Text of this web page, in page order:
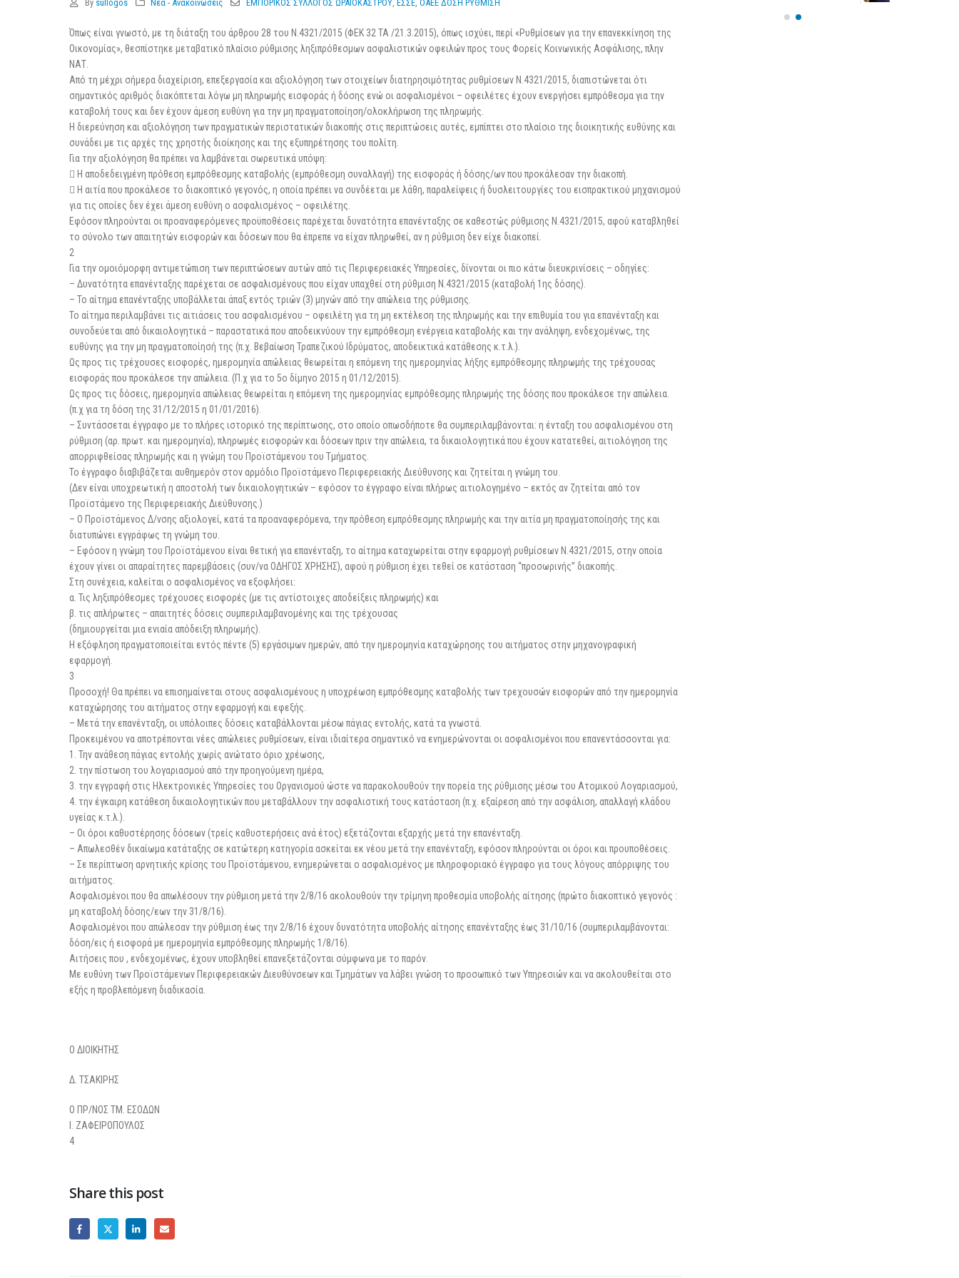
By sullogos Νέα - Ανακοινώσεις ΕΜΠΟΡΙΚΟΣ ΣΥΛΛΟΓΟΣ ΩΡΑΙΟΚΑΣΤΡΟΥ, ΕΣΣΕ, ΟΑΕΕ ΔΟΣΗ ΡΥΘΜΙΣΗ
Όπως είναι γνωστό, με τη διάταξη του άρθρου 28 του Ν.4321/2015 (ΦΕΚ 32 ΤΑ /21.3.2015), όπως ισχύει, περί «Ρυθμίσεων για την επανεκκίνηση της
Οικονομίας», θεσπίστηκε μεταβατικό πλαίσιο ρύθμισης ληξιπρόθεσμων ασφαλιστικών οφειλών προς τους Φορείς Κοινωνικής Ασφάλισης, πλην
ΝΑΤ.
Από τη μέχρι σήμερα διαχείριση, επεξεργασία και αξιολόγηση των στοιχείων διατηρησιμότητας ρυθμίσεων Ν.4321/2015, διαπιστώνεται ότι
σημαντικός αριθμός διακόπτεται λόγω μη πληρωμής εισφοράς ή δόσης ενώ οι ασφαλισμένοι – οφειλέτες έχουν ενεργήσει εμπρόθεσμα για την
καταβολή τους και δεν έχουν άμεση ευθύνη για την μη πραγματοποίηση/ολοκλήρωση της πληρωμής.
Η διερεύνηση και αξιολόγηση των πραγματικών περιστατικών διακοπής στις περιπτώσεις αυτές, εμπίπτει στο πλαίσιο της διοικητικής ευθύνης και
συνάδει με τις αρχές της χρηστής διοίκησης και της εξυπηρέτησης του πολίτη.
Για την αξιολόγηση θα πρέπει να λαμβάνεται σωρευτικά υπόψη:
 Η αποδεδειγμένη πρόθεση εμπρόθεσμης καταβολής (εμπρόθεσμη συναλλαγή) της εισφοράς ή δόσης/ων που προκάλεσαν την διακοπή.
 Η αιτία που προκάλεσε το διακοπτικό γεγονός, η οποία πρέπει να συνδέεται με λάθη, παραλείψεις ή δυσλειτουργίες του εισπρακτικού μηχανισμού
για τις οποίες δεν έχει άμεση ευθύνη ο ασφαλισμένος – οφειλέτης.
Εφόσον πληρούνται οι προαναφερόμενες προϋποθέσεις παρέχεται δυνατότητα επανένταξης σε καθεστώς ρύθμισης Ν.4321/2015, αφού καταβληθεί
το σύνολο των απαιτητών εισφορών και δόσεων που θα έπρεπε να είχαν πληρωθεί, αν η ρύθμιση δεν είχε διακοπεί.
2
Για την ομοιόμορφη αντιμετώπιση των περιπτώσεων αυτών από τις Περιφερειακές Υπηρεσίες, δίνονται οι πιο κάτω διευκρινίσεις – οδηγίες:
– Δυνατότητα επανένταξης παρέχεται σε ασφαλισμένους που είχαν υπαχθεί στη ρύθμιση Ν.4321/2015 (καταβολή 1ης δόσης).
– Το αίτημα επανένταξης υποβάλλεται άπαξ εντός τριών (3) μηνών από την απώλεια της ρύθμισης.
Το αίτημα περιλαμβάνει τις αιτιάσεις του ασφαλισμένου – οφειλέτη για τη μη εκτέλεση της πληρωμής και την επιθυμία του για επανένταξη και
συνοδεύεται από δικαιολογητικά – παραστατικά που αποδεικνύουν την εμπρόθεσμη ενέργεια καταβολής και την ανάληψη, ενδεχομένως, της
ευθύνης για την μη πραγματοποίησή της (π.χ. Βεβαίωση Τραπεζικού Ιδρύματος, αποδεικτικά κατάθεσης κ.τ.λ.).
Ως προς τις τρέχουσες εισφορές, ημερομηνία απώλειας θεωρείται η επόμενη της ημερομηνίας λήξης εμπρόθεσμης πληρωμής της τρέχουσας
εισφοράς που προκάλεσε την απώλεια. (Π.χ για το 5ο δίμηνο 2015 η 01/12/2015).
Ως προς τις δόσεις, ημερομηνία απώλειας θεωρείται η επόμενη της ημερομηνίας εμπρόθεσμης πληρωμής της δόσης που προκάλεσε την απώλεια.
(π.χ για τη δόση της 31/12/2015 η 01/01/2016).
– Συντάσσεται έγγραφο με το πλήρες ιστορικό της περίπτωσης, στο οποίο οπωσδήποτε θα συμπεριλαμβάνονται: η ένταξη του ασφαλισμένου στη
ρύθμιση (αρ. πρωτ. και ημερομηνία), πληρωμές εισφορών και δόσεων πριν την απώλεια, τα δικαιολογητικά που έχουν κατατεθεί, αιτιολόγηση της
απορριφθείσας πληρωμής και η γνώμη του Προϊστάμενου του Τμήματος.
Το έγγραφο διαβιβάζεται αυθημερόν στον αρμόδιο Προϊστάμενο Περιφερειακής Διεύθυνσης και ζητείται η γνώμη του.
(Δεν είναι υποχρεωτική η αποστολή των δικαιολογητικών – εφόσον το έγγραφο είναι πλήρως αιτιολογημένο – εκτός αν ζητείται από τον
Προϊστάμενο της Περιφερειακής Διεύθυνσης.)
– Ο Προϊστάμενος Δ/νσης αξιολογεί, κατά τα προαναφερόμενα, την πρόθεση εμπρόθεσμης πληρωμής και την αιτία μη πραγματοποίησής της και
διατυπώνει εγγράφως τη γνώμη του.
– Εφόσον η γνώμη του Προϊστάμενου είναι θετική για επανένταξη, το αίτημα καταχωρείται στην εφαρμογή ρυθμίσεων Ν.4321/2015, στην οποία
έχουν γίνει οι απαραίτητες παρεμβάσεις (συν/να ΟΔΗΓΟΣ ΧΡΗΣΗΣ), αφού η ρύθμιση έχει τεθεί σε κατάσταση “προσωρινής” διακοπής.
Στη συνέχεια, καλείται ο ασφαλισμένος να εξοφλήσει:
α. Τις ληξιπρόθεσμες τρέχουσες εισφορές (με τις αντίστοιχες αποδείξεις πληρωμής) και
β. τις απλήρωτες – απαιτητές δόσεις συμπεριλαμβανομένης και της τρέχουσας
(δημιουργείται μια ενιαία απόδειξη πληρωμής).
Η εξόφληση πραγματοποιείται εντός πέντε (5) εργάσιμων ημερών, από την ημερομηνία καταχώρησης του αιτήματος στην μηχανογραφική
εφαρμογή.
3
Προσοχή! Θα πρέπει να επισημαίνεται στους ασφαλισμένους η υποχρέωση εμπρόθεσμης καταβολής των τρεχουσών εισφορών από την ημερομηνία
καταχώρησης του αιτήματος στην εφαρμογή και εφεξής.
– Μετά την επανένταξη, οι υπόλοιπες δόσεις καταβάλλονται μέσω πάγιας εντολής, κατά τα γνωστά.
Προκειμένου να αποτρέπονται νέες απώλειες ρυθμίσεων, είναι ιδιαίτερα σημαντικό να ενημερώνονται οι ασφαλισμένοι που επανεντάσσονται για:
1. Την ανάθεση πάγιας εντολής χωρίς ανώτατο όριο χρέωσης,
2. την πίστωση του λογαριασμού από την προηγούμενη ημέρα,
3. την εγγραφή στις Ηλεκτρονικές Υπηρεσίες του Οργανισμού ώστε να παρακολουθούν την πορεία της ρύθμισης μέσω του Ατομικού Λογαριασμού,
4. την έγκαιρη κατάθεση δικαιολογητικών που μεταβάλλουν την ασφαλιστική τους κατάσταση (π.χ. εξαίρεση από την ασφάλιση, απαλλαγή κλάδου
υγείας κ.τ.λ.).
– Οι όροι καθυστέρησης δόσεων (τρείς καθυστερήσεις ανά έτος) εξετάζονται εξαρχής μετά την επανένταξη.
– Απωλεσθέν δικαίωμα κατάταξης σε κατώτερη κατηγορία ασκείται εκ νέου μετά την επανένταξη, εφόσον πληρούνται οι όροι και προυποθέσεις.
– Σε περίπτωση αρνητικής κρίσης του Προϊστάμενου, ενημερώνεται ο ασφαλισμένος με πληροφοριακό έγγραφο για τους λόγους απόρριψης του
αιτήματος.
Ασφαλισμένοι που θα απωλέσουν την ρύθμιση μετά την 2/8/16 ακολουθούν την τρίμηνη προθεσμία υποβολής αίτησης (πρώτο διακοπτικό γεγονός :
μη καταβολή δόσης/εων την 31/8/16).
Ασφαλισμένοι που απώλεσαν την ρύθμιση έως την 2/8/16 έχουν δυνατότητα υποβολής αίτησης επανένταξης έως 31/10/16 (συμπεριλαμβάνονται:
δόση/εις ή εισφορά με ημερομηνία εμπρόθεσμης πληρωμής 1/8/16).
Αιτήσεις που , ενδεχομένως, έχουν υποβληθεί επανεξετάζονται σύμφωνα με το παρόν.
Με ευθύνη των Προϊστάμενων Περιφερειακών Διευθύνσεων και Τμημάτων να λάβει γνώση το προσωπικό των Υπηρεσιών και να ακολουθείται στο
εξής η προβλεπόμενη διαδικασία.
Ο ΔΙΟΙΚΗΤΗΣ
Δ. ΤΣΑΚΙΡΗΣ
O ΠΡ/ΝOΣ ΤΜ. ΕΣΟΔΩΝ
Ι. ΖΑΦΕΙΡΟΠΟΥΛΟΣ
4
Share this post
25 Φεβρουαρίου 2026